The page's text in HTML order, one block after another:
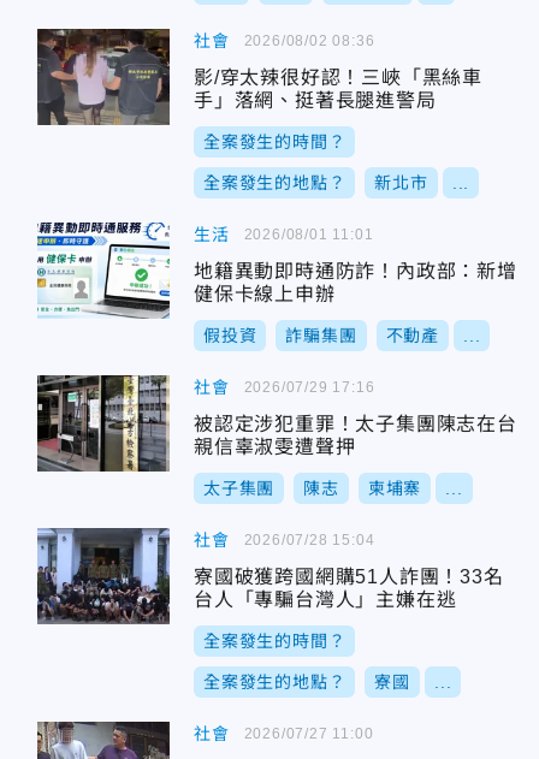
社會
影/穿太辣很好認！三峽「黑絲車
手」落網、挺著長腿進警局
全案發生的時間？
全案發生的地點？ 新北市
2026/08/02 08:36
生活
地籍異動即時通防詐！內政部：新增
健保卡線上申辦
假投資 詐騙集團 不動產
2026/08/01 11:01
社會
被認定涉犯重罪！太子集團陳志在台
親信辜淑雯遭聲押
太子集團 陳志 柬埔寨
2026/07/29 17:16
社會
寮國破獲跨國網購51人詐團！33名
台人「專騙台灣人」主嫌在逃
全案發生的時間？
全案發生的地點？ 寮國
2026/07/28 15:04
社會 2026/07/27 11:00